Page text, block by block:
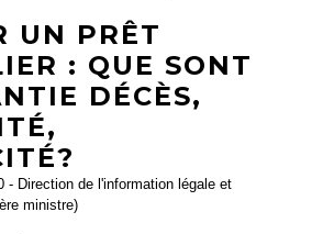
UN PRÊT
: QUE SONT
DÉCÈS,
- Direction de l'information légale et
ministre)